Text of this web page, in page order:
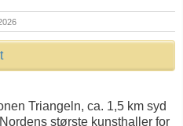
Triangeln, ca. 1,5 km syd
største kunsthaller for